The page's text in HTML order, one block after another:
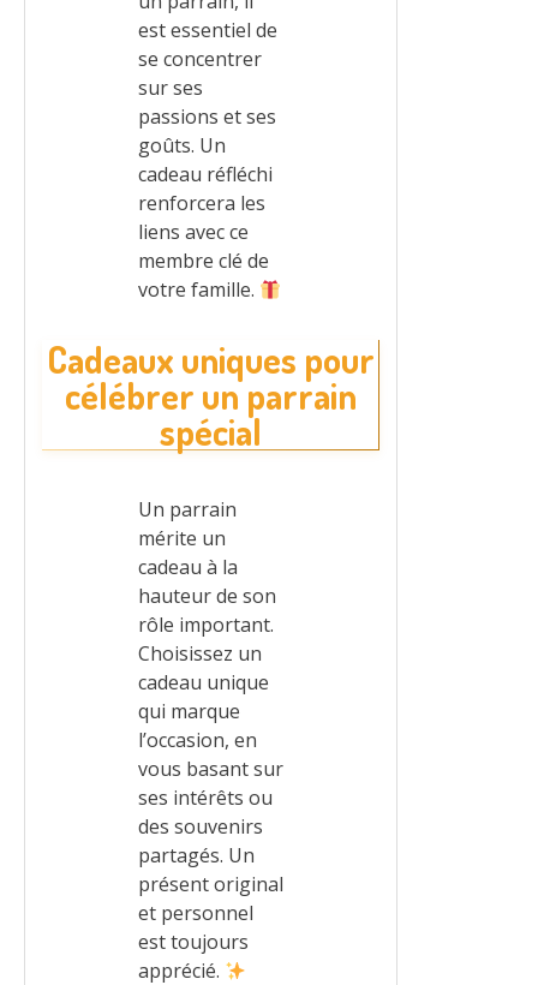
est essentiel de
se concentrer
sur ses
passions et ses
goûts. Un
cadeau réfléchi
renforcera les
liens avec ce
membre clé de
votre famille.
Cadeaux uniques pour
célébrer un parrain
spécial
Un parrain
mérite un
cadeau à la
hauteur de son
rôle important.
Choisissez un
cadeau unique
qui marque
l’occasion, en
vous basant sur
ses intérêts ou
des souvenirs
partagés. Un
présent original
et personnel
est toujours
apprécié.